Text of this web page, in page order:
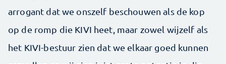
arrogant dat we onszelf beschouwen als de kop
op de romp die KIVI heet, maar zowel wijzelf als
het KIVI-bestuur zien dat we elkaar goed kunnen